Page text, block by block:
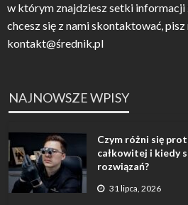
w którym znajdziesz setki informacji
chcesz się z nami skontaktować, pisz
kontakt@średnik.pl
NAJNOWSZE WPISY
Czym różni się
całkowitej i kiedy
rozwiązań?
31 lipca, 2026